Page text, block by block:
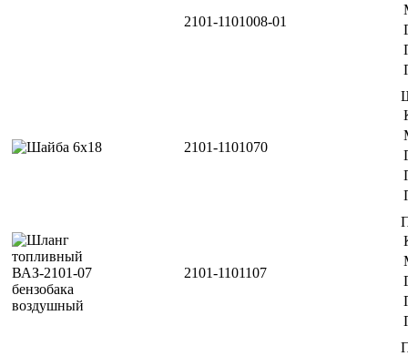
2101-1101008-01
2101-1101070
2101-1101107